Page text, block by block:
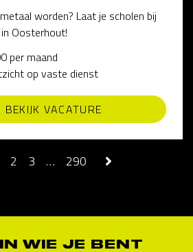
worden? Laat je scholen bij
Oosterhout!
per maand
op vaste dienst
BEKIJK VACATURE
2 3 … 290
WIE JE BENT